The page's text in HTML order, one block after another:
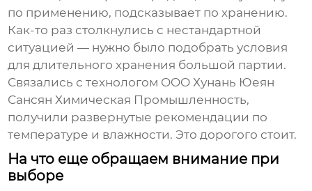
по применению, подсказывает по хранению.
Как-то раз столкнулись с нестандартной
ситуацией — нужно было подобрать условия
для длительного хранения большой партии.
Связались с технологом OOO Хунань Юеян
Сансян Химическая Промышленность,
получили развернутые рекомендации по
температуре и влажности. Это дорогого стоит.
На что еще обращаем внимание при
выборе